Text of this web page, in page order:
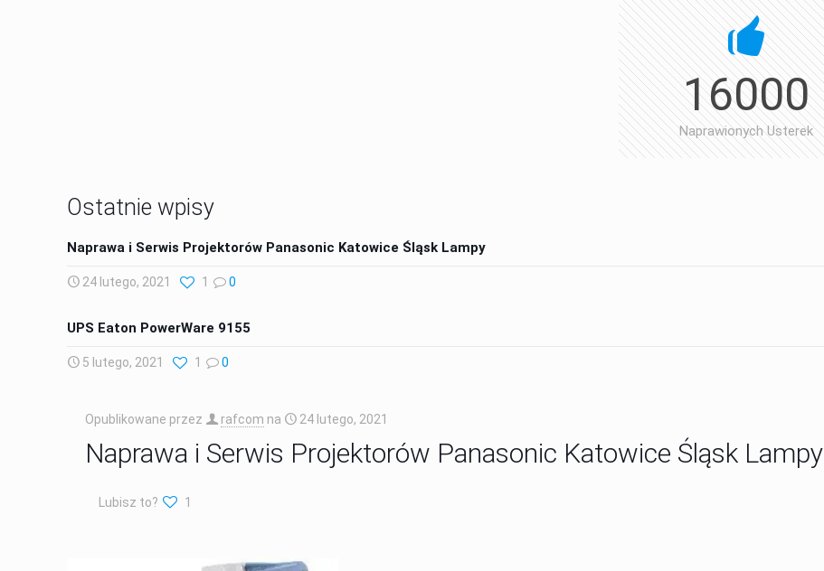
16000
Naprawionych Usterek
Ostatnie wpisy
Naprawa i Serwis Projektorów Panasonic Katowice Śląsk Lampy
24 lutego, 2021 0
1
UPS Eaton PowerWare 9155
5 lutego, 2021 0
1
Opublikowane przez rafcom na 24 lutego, 2021
Naprawa i Serwis Projektorów Panasonic Katowice Śląsk Lampy
Lubisz to? 1